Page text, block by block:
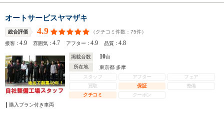
オートサービスヤマザキ
総合評価 4.9 （クチコミ件数： 75件）
接客：4.9 雰囲気：4.7 アフター：4.9 品質：4.8
掲載台数 10台
所在地
東京都 多摩
スタッフ
アフター
フェア
買取
保証
整備
クチコミ
クーポン
購入プラン付き車両